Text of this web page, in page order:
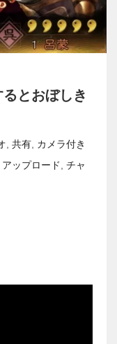
るとおぼしき
共有 カメラ付き
アップロード
チャ